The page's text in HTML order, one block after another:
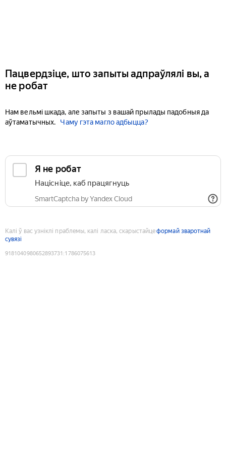
Пацвердзіце, што запыты адпраўлялі вы, а
не робат
Нам вельмі шкада, але запыты з вашай прылады падобныя да
аўтаматычных.
Чаму гэта магло адбыцца?
Я не робат
Націсніце, каб працягнуць
SmartCaptcha by Yandex Cloud
Калі ў вас узніклі праблемы, калі ласка, скарыстайцеформай зваротнай
сувязі
9181040980652893731 :1786075613